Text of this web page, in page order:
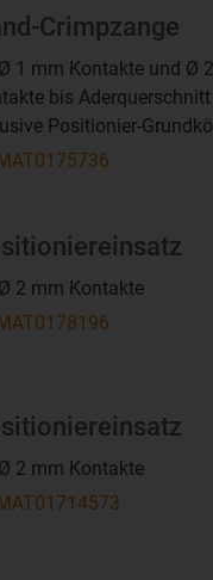
Crimpzange
1 mm Kontakte und Ø
bis Aderquerschnitt
Positionier-
2 mm Kontakte
2 mm Kontakte